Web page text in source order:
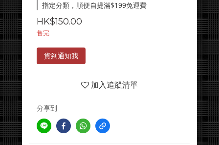
指定分類，順便自提滿$199免運費
HK$150.00
售完
貨到通知我
加入追蹤清單
分享到